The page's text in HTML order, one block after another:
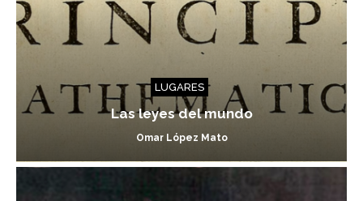
LUGARES
Las leyes del mundo
Omar López Mato